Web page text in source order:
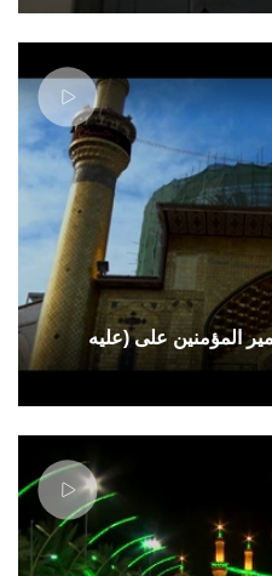
المؤمنین علی (علیه